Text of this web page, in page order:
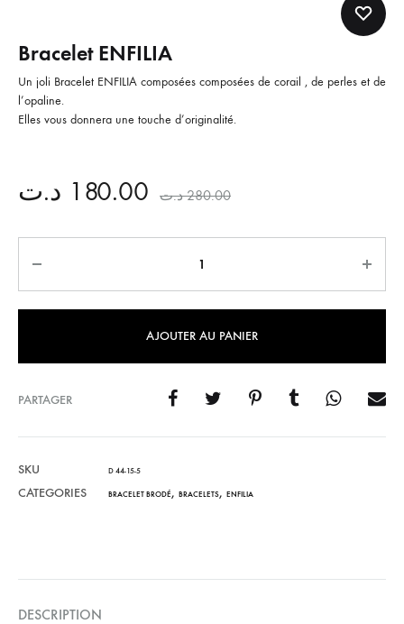
Bracelet ENFILIA
Un joli Bracelet ENFILIA composées composées de corail , de perles et de
l’opaline.
Elles vous donnera une touche d’originalité.
180.00 د.ت 280.00 د.ت
AJOUTER AU PANIER
PARTAGER
SKU D 44-15-5
CATEGORIES BRACELET BRODÉ , BRACELETS, ENFILIA
DESCRIPTION